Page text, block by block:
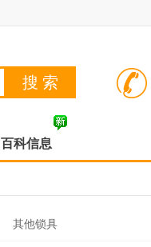
百科信息
其他锁具